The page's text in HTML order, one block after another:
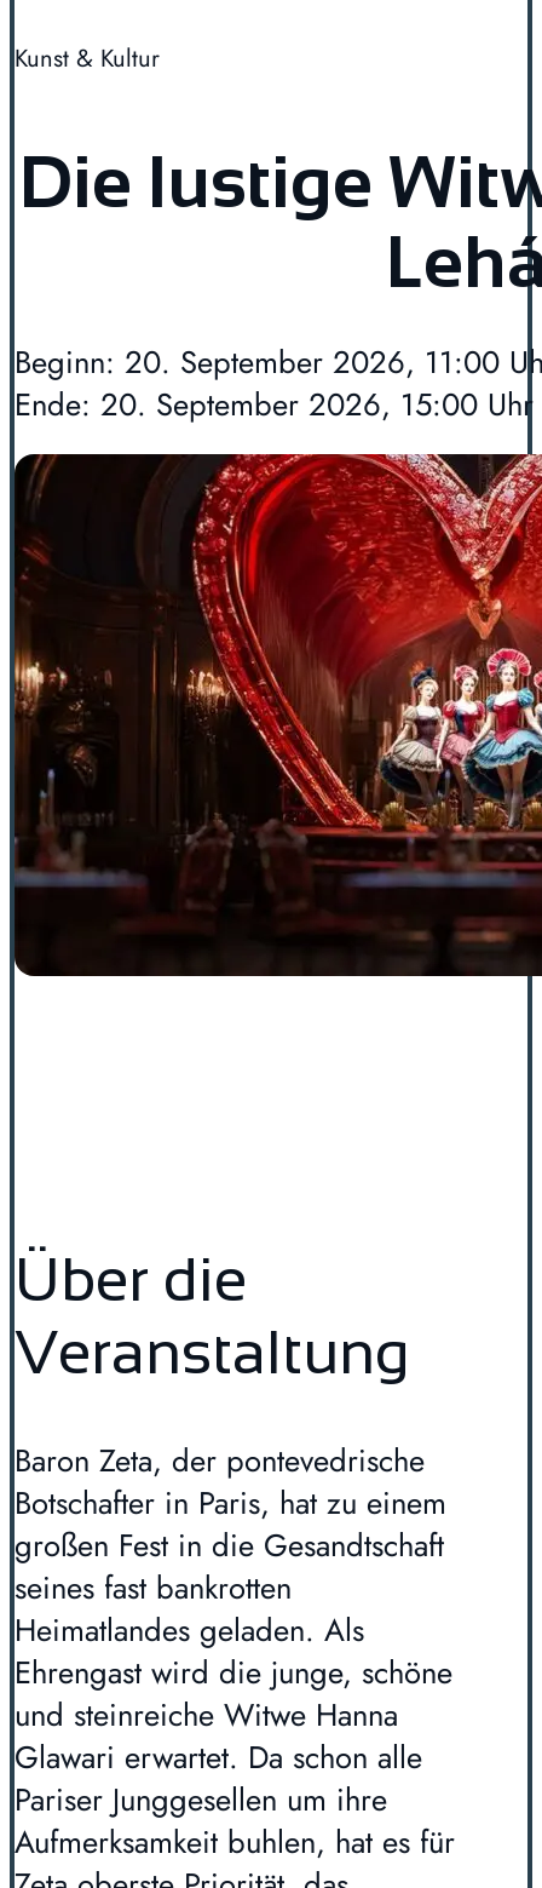
Kunst & Kultur
Die lustige
Beginn: 20. September 2026, 11:00
Ende: 20. September 2026, 15:00 Uhr
Über die
Veranstaltung
Baron Zeta, der pontevedrische
Botschafter in Paris, hat zu einem
großen Fest in die Gesandtschaft
seines fast bankrotten
Heimatlandes geladen. Als
Ehrengast wird die junge, schöne
und steinreiche Witwe Hanna
Glawari erwartet. Da schon alle
Pariser Junggesellen um ihre
Aufmerksamkeit buhlen, hat es für